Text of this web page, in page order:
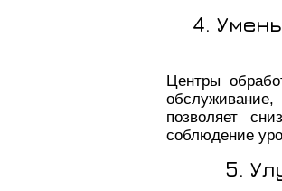
4.
Центры
позволяет
соблюдение
5.